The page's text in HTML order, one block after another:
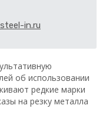
in.ru
об использовании
редкие марки
на резку металла